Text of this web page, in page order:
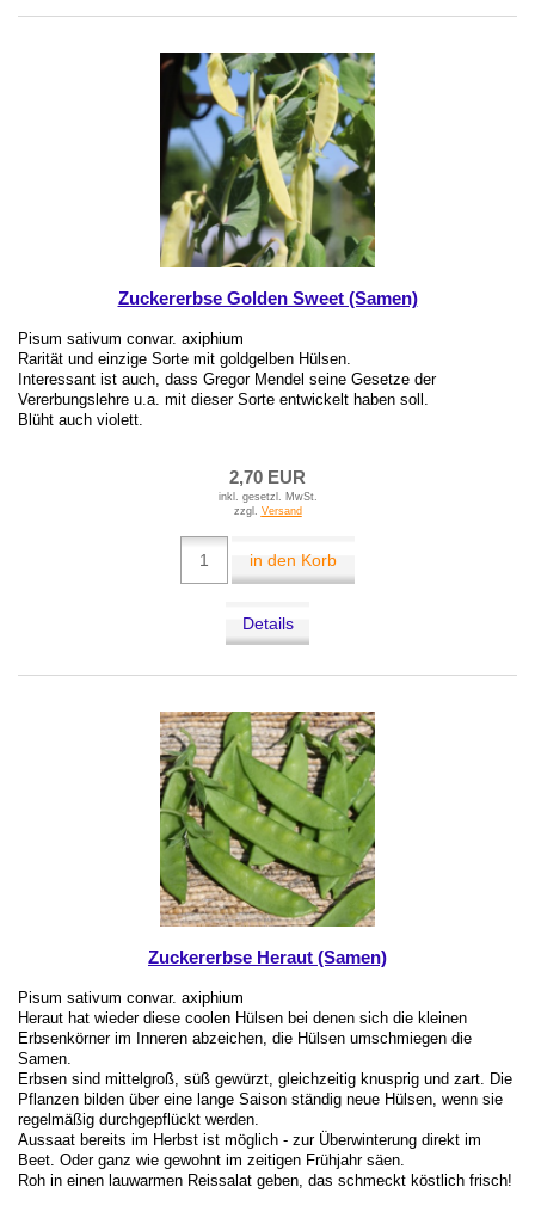
Zuckererbse Golden Sweet (Samen)
Pisum sativum convar. axiphium
Rarität und einzige Sorte mit goldgelben Hülsen.
Interessant ist auch, dass Gregor Mendel seine Gesetze der
Vererbungslehre u.a. mit dieser Sorte entwickelt haben soll.
Blüht auch violett.
2,70 EUR
inkl. gesetzl. MwSt.
zzgl. Versand
in den Korb
Details
Zuckererbse Heraut (Samen)
Pisum sativum convar. axiphium
Heraut hat wieder diese coolen Hülsen bei denen sich die kleinen
Erbsenkörner im Inneren abzeichen, die Hülsen umschmiegen die
Samen.
Erbsen sind mittelgroß, süß gewürzt, gleichzeitig knusprig und zart. Die
Pflanzen bilden über eine lange Saison ständig neue Hülsen, wenn sie
regelmäßig durchgepflückt werden.
Aussaat bereits im Herbst ist möglich - zur Überwinterung direkt im
Beet. Oder ganz wie gewohnt im zeitigen Frühjahr säen.
Roh in einen lauwarmen Reissalat geben, das schmeckt köstlich frisch!